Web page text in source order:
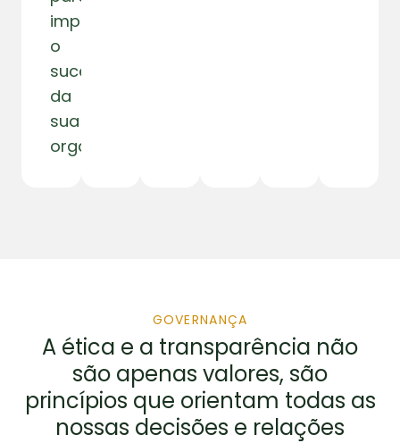
impulsionar
o
sucesso
da
sua
organização.
GOVERNANÇA
A ética e a transparência não
são apenas valores, são
princípios que orientam todas as
nossas decisões e relações